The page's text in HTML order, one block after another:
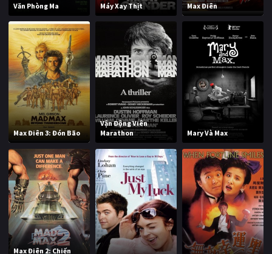
Văn Phòng Ma Máy Xay Thịt Max Điên
Max Điên 3: Đón Bão
Vận Động Viên
Marathon
Mary Và Max
Max Điên 2: Chiến